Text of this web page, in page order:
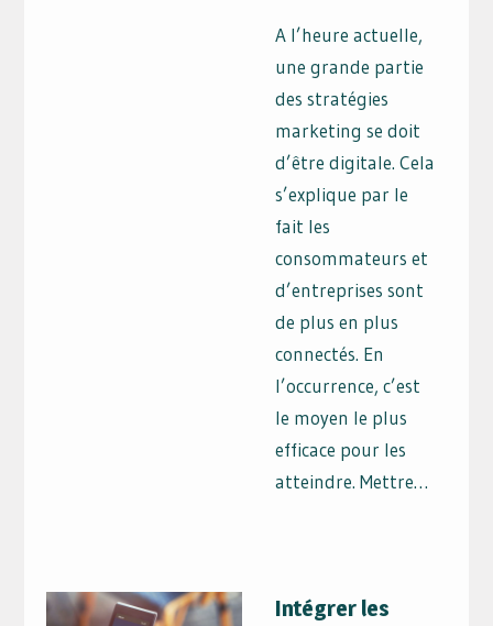
A l’heure actuelle,
une grande partie
des stratégies
marketing se doit
d’être digitale. Cela
s’explique par le
fait les
consommateurs et
d’entreprises sont
de plus en plus
connectés. En
l’occurrence, c’est
le moyen le plus
efficace pour les
atteindre. Mettre…
Intégrer les